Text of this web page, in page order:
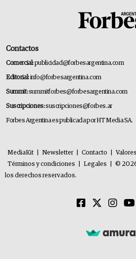
Contactos
Comercial:publicidad@forbesargentina.com
Editorial:info@forbesargentina.com
Summit:summitforbes@forbesargentina.com
Suscripciones:suscripciones@forbes.ar
Forbes Argentina es publicada por HT Media SA.
MediaKit Newsletter Contacto
Términos y condiciones
Legales
©
los derechos reservados.